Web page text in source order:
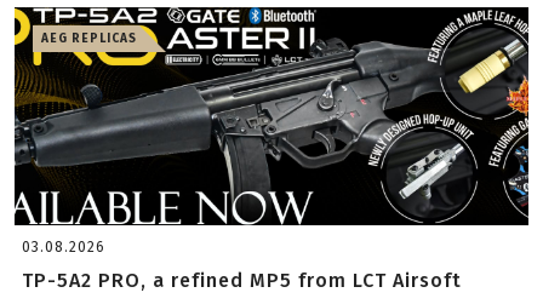
AEG REPLICAS
03.08.2026
TP-5A2 PRO, a refined MP5 from LCT Airsoft